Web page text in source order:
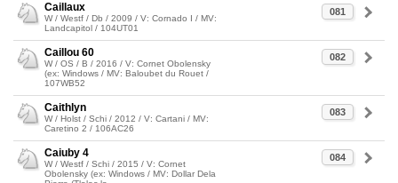
081
Caillaux
W / Westf / Db / 2009 / V: Cornado I / MV:
Landcapitol / 104UT01
082
Caillou 60
W / OS / B / 2016 / V: Cornet Obolensky
(ex: Windows / MV: Baloubet du Rouet /
107WB52
083
Caithlyn
W / Holst / Schi / 2012 / V: Cartani / MV:
Caretino 2 / 106AC26
084
Caiuby 4
W / Westf / Schi / 2015 / V: Cornet
Obolensky (ex: Windows / MV: Dollar Dela